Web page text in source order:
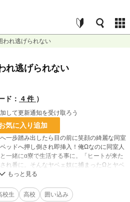
われ逃げられない
れ逃げられない
ド： 4 件 ）
して更新通知を受け取ろう
気に入り追加
一歩踏み出したら目の前に笑顔の綺麗な同室
ッドへ押し倒され即挿入！俺Ωなのに同室人
一緒にα寮で生活する事に。「ヒートが来た
れ番に。そんなヤベェ奴に捕まったΩとヤベ
こまでも囲い込もうとする攻めです。オメガ
校生 高校 囲い込み